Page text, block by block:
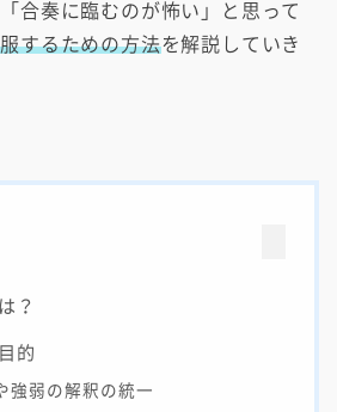
合奏に臨むのが怖い」と思って
するための方法を解説していき
？
的
強弱の解釈の統一